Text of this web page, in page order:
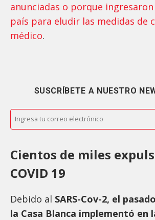
anunciadas o porque
país para eludir las medidas de
médico.
SUSCRÍBETE A NUESTRO
Cientos de miles
COVID 19
Debido al SARS-Cov-2, el
la Casa Blanca implementó en